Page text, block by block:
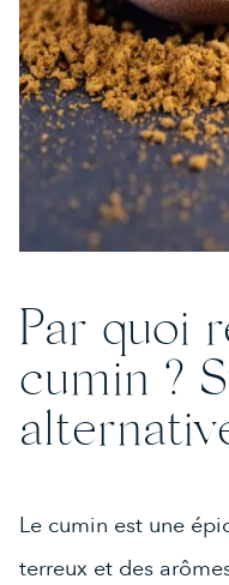
Par quoi
cumin ?
Le cumin est une
terreux et des